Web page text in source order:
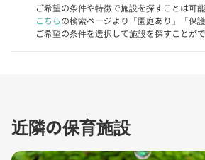
ご希望の条件や特徴で施設を探すことは可
こちらの検索ページより「園庭あり」「保
ご希望の条件を選択して施設を探すことがで
近隣の保育施設